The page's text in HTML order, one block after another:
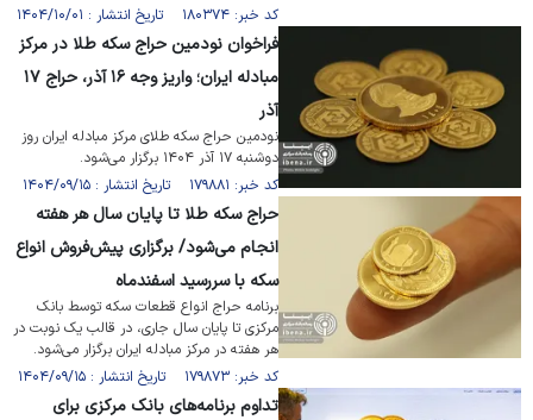
کد خبر: ۱۸۰۳۷۴ تاریخ انتشار : ۱۴۰۴/۱۰/۰۱
فراخوان نودمین حراج سکه طلا در مرکز
مبادله ایران؛ واریز وجه ۱۶ آذر، حراج ۱۷
آذر
نودمین حراج سکه طلای مرکز مبادله ایران روز
دوشنبه ۱۷ آذر ۱۴۰۴ برگزار می‌شود.
کد خبر: ۱۷۹۸۸۱ تاریخ انتشار : ۱۴۰۴/۰۹/۱۵
حراج سکه طلا تا پایان سال هر هفته
انجام می‌شود/ برگزاری پیش‌فروش انواع
سکه با سررسید اسفندماه
برنامه حراج انواع قطعات سکه توسط بانک
مرکزی تا پایان سال جاری، در قالب یک نوبت در
هر هفته در مرکز مبادله ایران برگزار می‌شود.
کد خبر: ۱۷۹۸۷۳ تاریخ انتشار : ۱۴۰۴/۰۹/۱۵
تداوم برنامه‌های بانک مرکزی برای